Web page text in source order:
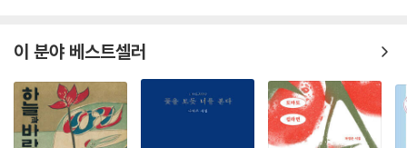
이 분야 베스트셀러